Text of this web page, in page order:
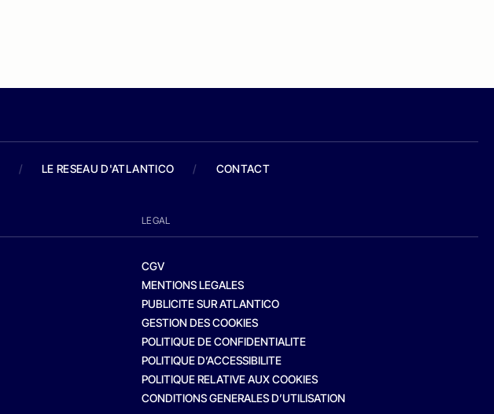
/ LE RESEAU D'ATLANTICO / CONTACT
LEGAL
CGV
MENTIONS LEGALES
PUBLICITE SUR ATLANTICO
GESTION DES COOKIES
POLITIQUE DE CONFIDENTIALITE
POLITIQUE D’ACCESSIBILITE
POLITIQUE RELATIVE AUX COOKIES
CONDITIONS GENERALES D’UTILISATION